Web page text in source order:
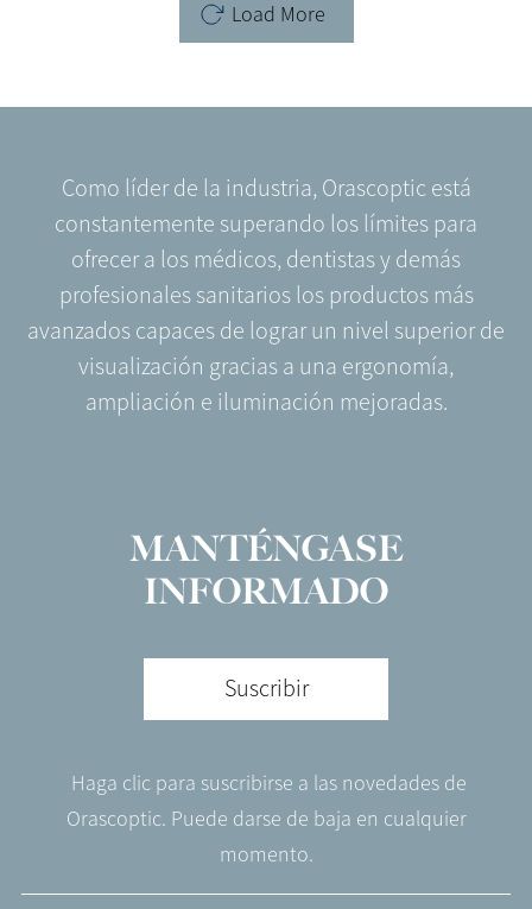
Load More
Como líder de la industria, Orascoptic está
constantemente superando los límites para
ofrecer a los médicos, dentistas y demás
profesionales sanitarios los productos más
avanzados capaces de lograr un nivel superior de
visualización gracias a una ergonomía,
ampliación e iluminación mejoradas.
MANTÉNGASE
INFORMADO
Suscribir
Haga clic para suscribirse a las novedades de
Orascoptic. Puede darse de baja en cualquier
momento.